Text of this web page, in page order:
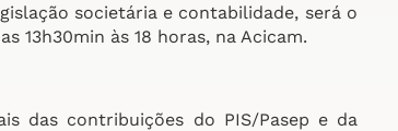
societária e contabilidade, será o
13h30min às 18 horas, na Acicam.
das contribuições do PIS/Pasep e da